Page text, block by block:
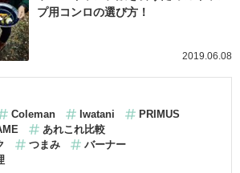
プ用コンロの選び方！
2019.06.08
Coleman Iwatani
PRIMUS
あれこれ比較
つまみ
バーナー